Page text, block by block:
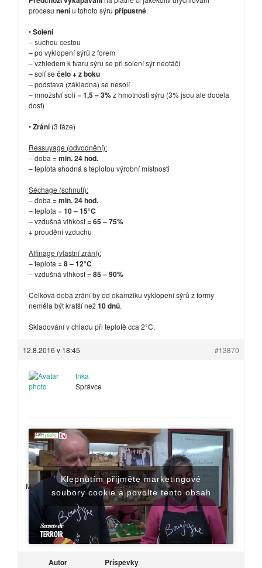
procesu neníu tohoto sýru přípustné.
•Solení
– suchou cestou
– po vyklopení sýrů z forem
– vzhledem k tvaru sýru se při solení sýr neotáčí
– solí se čelo + z boku
– podstava (základna) se nesolí
– množství soli =1,5 – 3%z hmotnosti sýru (3% jsou ale docela
dost)
•Zrání(3 fáze)
Ressuyage (odvodnění):
– doba =min. 24 hod.
– teplota shodná s teplotou výrobní místnosti
Séchage (schnutí):
– doba =min. 24 hod.
– teplota =10 – 15°C
– vzdušná vlhkost =65 – 75%
+ proudění vzduchu
Affinage (vlastní zrání):
– teplota =8 – 12°C
– vzdušná vlhkost =85 – 90%
Celková doba zrání by od okamžiku vyklopení sýrů z formy
neměla být kratší než10 dnů.
Skladování v chladu při teplotě cca 2°C.
12.8.2016 v 18:45 #13870
Inka
Správce
Mâconnais
Klepnutím přijměte marketingové
soubory cookie a povolte tento obsah
Autor Příspěvky